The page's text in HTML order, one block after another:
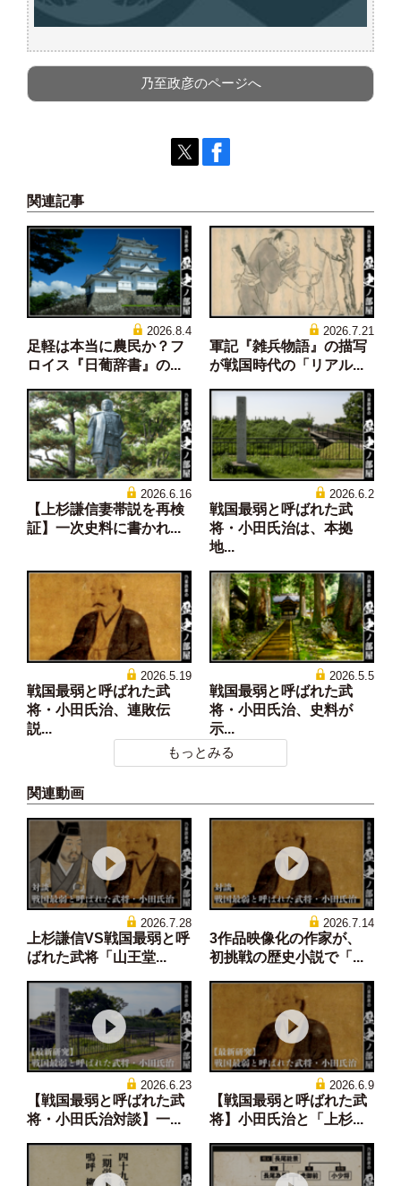
乃至政彦のページへ
関連記事
2026.8.4
足軽は本当に農民か？フ
ロイス『日葡辞書』の...
2026.7.21
軍記『雑兵物語』の描写
が戦国時代の「リアル...
2026.6.16
【上杉謙信妻帯説を再検
証】一次史料に書かれ...
2026.6.2
戦国最弱と呼ばれた武
将・小田氏治は、本拠
地...
2026.5.19
戦国最弱と呼ばれた武
将・小田氏治、連敗伝
説...
2026.5.5
戦国最弱と呼ばれた武
将・小田氏治、史料が
示...
もっとみる
関連動画
2026.7.28
上杉謙信VS戦国最弱と呼
ばれた武将「山王堂...
2026.7.14
3作品映像化の作家が、
初挑戦の歴史小説で「...
2026.6.23
【戦国最弱と呼ばれた武
将・小田氏治対談】一...
2026.6.9
【戦国最弱と呼ばれた武
将】小田氏治と「上杉...